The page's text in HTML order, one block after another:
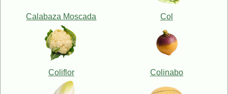
Calabaza Moscada Col
Coliflor Colinabo